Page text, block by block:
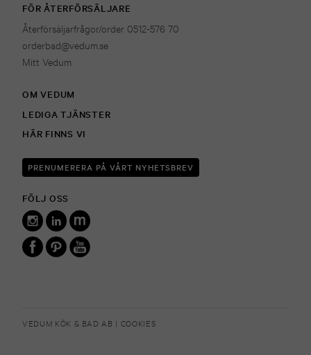
FÖR ÅTERFÖRSÄLJARE
Återförsäljarfrågor/order 0512-576 70
orderbad@vedum.se
Mitt Vedum
OM VEDUM
LEDIGA TJÄNSTER
HÄR FINNS VI
PRENUMERERA PÅ VÅRT NYHETSBREV
FÖLJ OSS
VEDUM KÖK & BAD AB | COOKIES